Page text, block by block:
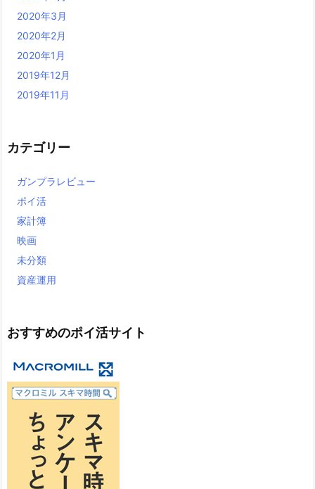
2020年3月
2020年2月
2020年1月
2019年12月
2019年11月
カテゴリー
ガンプラレビュー
ポイ活
家計簿
映画
未分類
資産運用
おすすめのポイ活サイト